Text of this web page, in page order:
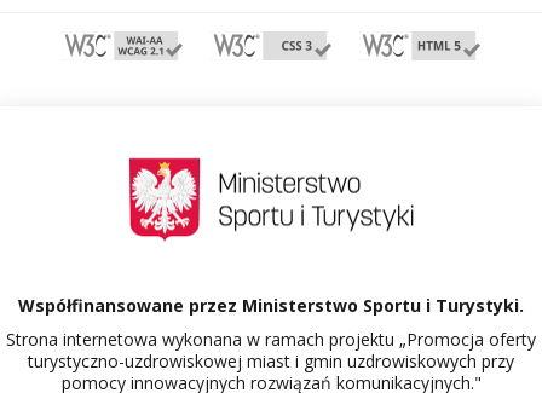
Współfinansowane przez Ministerstwo Sportu i Turystyki.
Strona internetowa wykonana w ramach projektu „Promocja oferty
turystyczno-uzdrowiskowej miast i gmin uzdrowiskowych przy
pomocy innowacyjnych rozwiązań komunikacyjnych."